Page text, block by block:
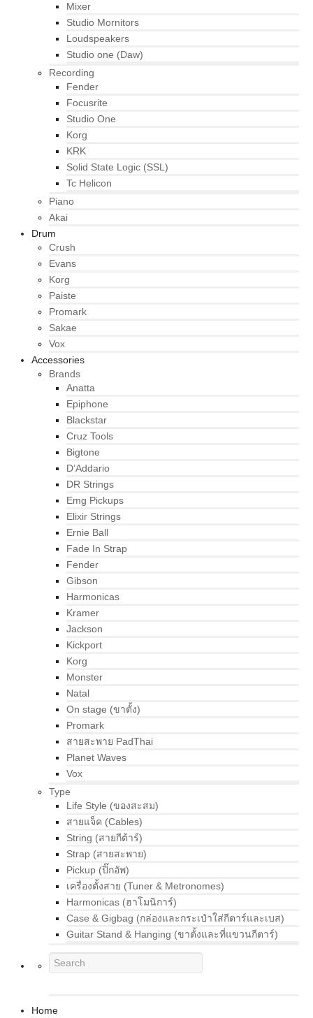
Mixer
Studio Mornitors
Loudspeakers
Studio one (Daw)
Recording
Fender
Focusrite
Studio One
Korg
KRK
Solid State Logic (SSL)
Tc Helicon
Piano
Akai
Drum
Crush
Evans
Korg
Paiste
Promark
Sakae
Vox
Accessories
Brands
Anatta
Epiphone
Blackstar
Cruz Tools
Bigtone
D’Addario
DR Strings
Emg Pickups
Elixir Strings
Ernie Ball
Fade In Strap
Fender
Gibson
Harmonicas
Kramer
Jackson
Kickport
Korg
Monster
Natal
On stage (ขาตั้ง)
Promark
สายสะพาย PadThai
Planet Waves
Vox
Type
Life Style (ของสะสม)
สายแจ็ค (Cables)
String (สายกีต้าร์)
Strap (สายสะพาย)
Pickup (ปิ๊กอัพ)
เครื่องตั้งสาย (Tuner & Metronomes)
Harmonicas (ฮาโมนิการ์)
Case & Gigbag (กล่องและกระเป๋าใส่กีตาร์และเบส)
Guitar Stand & Hanging (ขาตั้งและที่แขวนกีตาร์)
Home